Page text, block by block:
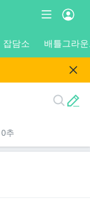
잡담소 배틀그라
추